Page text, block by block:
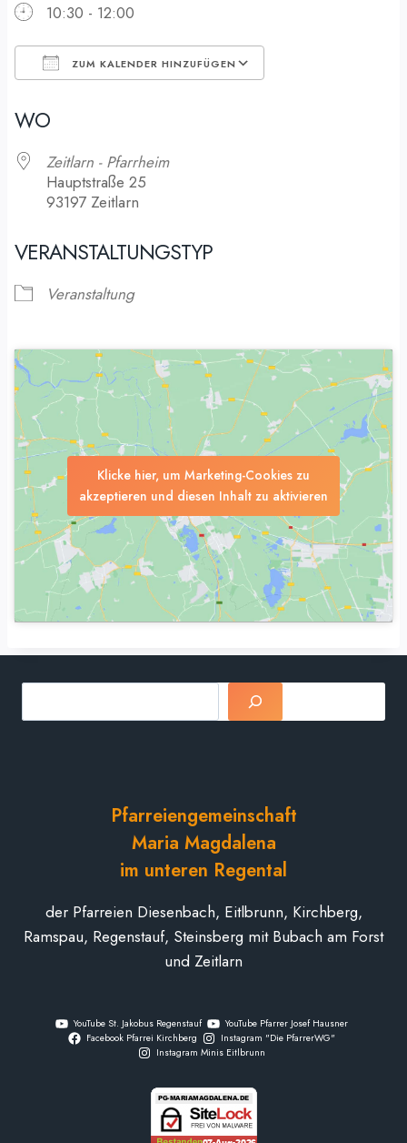
10:30 - 12:00
ZUM KALENDER HINZUFÜGEN
WO
Zeitlarn - Pfarrheim
Hauptstraße 25
93197 Zeitlarn
VERANSTALTUNGSTYP
Veranstaltung
Klicke hier, um Marketing-Cookies zu
akzeptieren und diesen Inhalt zu aktivieren
Suchen
Pfarreiengemeinschaft
Maria Magdalena
im unteren Regental
der Pfarreien Diesenbach, Eitlbrunn, Kirchberg,
Ramspau, Regenstauf, Steinsberg mit Bubach am Forst
und Zeitlarn
YouTube St. Jakobus Regenstauf
YouTube Pfarrer Josef Hausner
Facebook Pfarrei Kirchberg
Instagram "Die PfarrerWG"
Instagram Minis Eitlbrunn